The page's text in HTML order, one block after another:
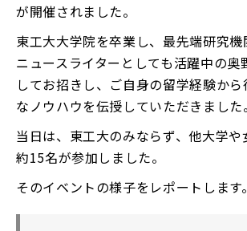
が開催されました。
東工大大学院を卒業し、最先端研究
ニュースライターとしても活躍中の奥
してお招きし、ご自身の留学経験か
なノウハウを伝授していただきました。
当日は、東工大のみならず、他大学
約15名が参加しました。
そのイベントの様子をレポートします。